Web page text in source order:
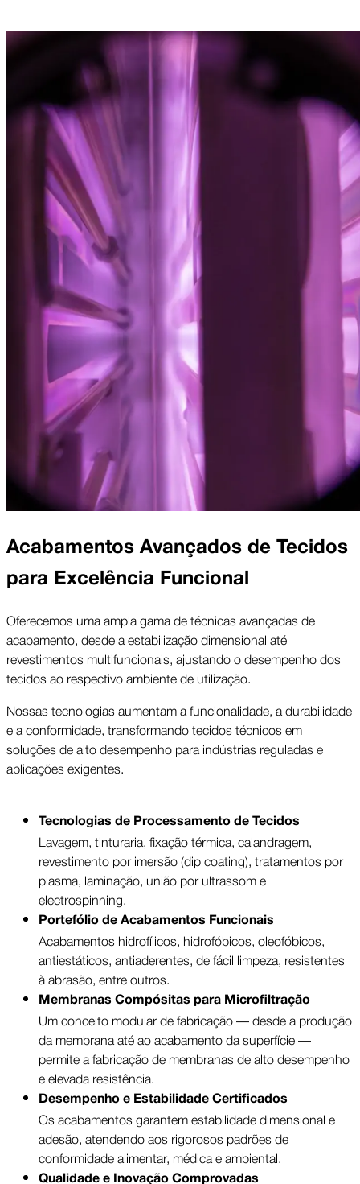
Acabamentos Avançados de Tecidos
para Excelência Funcional
Oferecemos uma ampla gama de técnicas avançadas de
acabamento, desde a estabilização dimensional até
revestimentos multifuncionais, ajustando o desempenho dos
tecidos ao respectivo ambiente de utilização.
Nossas tecnologias aumentam a funcionalidade, a durabilidade
e a conformidade, transformando tecidos técnicos em
soluções de alto desempenho para indústrias reguladas e
aplicações exigentes.
Tecnologias de Processamento de Tecidos
Lavagem, tinturaria, fixação térmica, calandragem,
revestimento por imersão (dip coating), tratamentos por
plasma, laminação, união por ultrassom e
electrospinning.
Portefólio de Acabamentos Funcionais
Acabamentos hidrofílicos, hidrofóbicos, oleofóbicos,
antiestáticos, antiaderentes, de fácil limpeza, resistentes
à abrasão, entre outros.
Membranas Compósitas para Microfiltração
Um conceito modular de fabricação — desde a produção
da membrana até ao acabamento da superfície —
permite a fabricação de membranas de alto desempenho
e elevada resistência.
Desempenho e Estabilidade Certificados
Os acabamentos garantem estabilidade dimensional e
adesão, atendendo aos rigorosos padrões de
conformidade alimentar, médica e ambiental.
Qualidade e Inovação Comprovadas